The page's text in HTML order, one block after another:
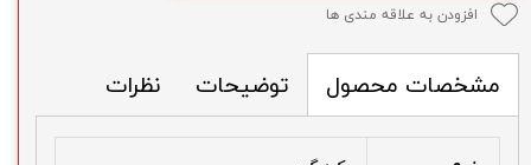
افزودن به علاقه مندی ها
مشخصات محصول توضیحات نظرات